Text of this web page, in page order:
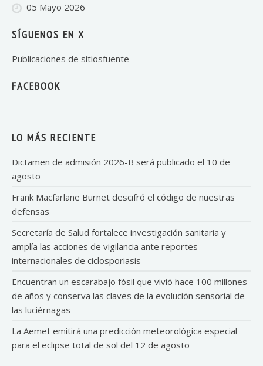
05 Mayo 2026
SÍGUENOS EN X
Publicaciones de sitiosfuente
FACEBOOK
LO MÁS RECIENTE
Dictamen de admisión 2026-B será publicado el 10 de
agosto
Frank Macfarlane Burnet descifró el código de nuestras
defensas
Secretaría de Salud fortalece investigación sanitaria y
amplía las acciones de vigilancia ante reportes
internacionales de ciclosporiasis
Encuentran un escarabajo fósil que vivió hace 100 millones
de años y conserva las claves de la evolución sensorial de
las luciérnagas
La Aemet emitirá una predicción meteorológica especial
para el eclipse total de sol del 12 de agosto